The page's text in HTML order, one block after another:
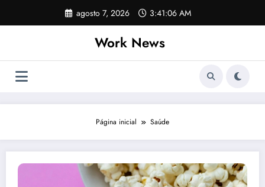
o
agosto 7, 2026 3:41:07 AM
Work News
Página inicial Saúde